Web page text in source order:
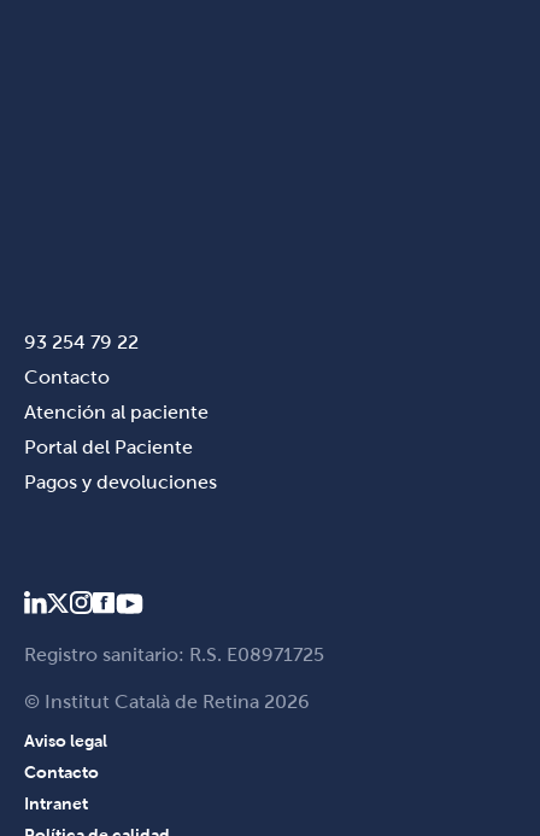
93 254 79 22
Contacto
Atención al paciente
Portal del Paciente
Pagos y devoluciones
Registro sanitario: R.S. E08971725
© Institut Català de Retina 2026
Aviso legal
Contacto
Intranet